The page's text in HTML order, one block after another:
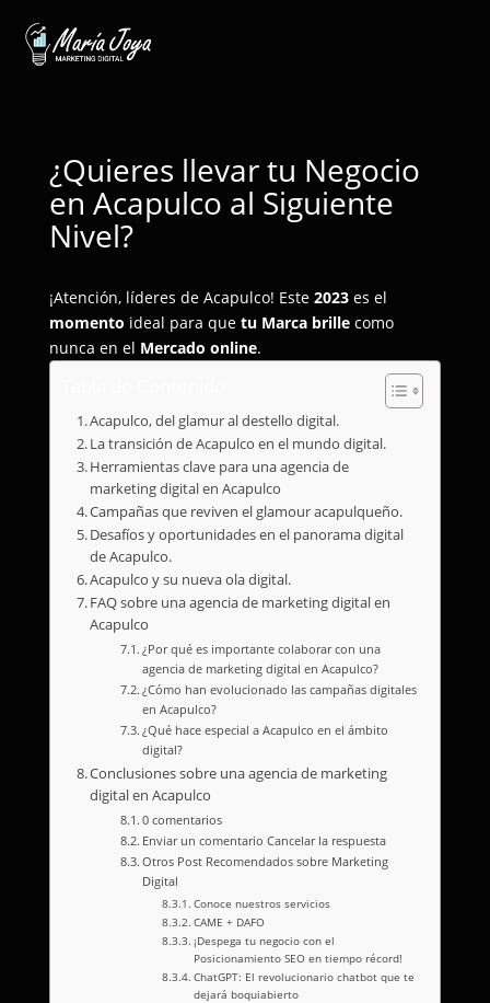
¿Quieres llevar tu Negocio
en Acapulco al Siguiente
Nivel?
¡Atención, líderes de Acapulco! Este 2023es el
momento ideal para que tu Marca brillecomo
nunca en el Mercado online.
Acapulco, del glamur al destello digital.
La transición de Acapulco en el mundo digital.
Herramientas clave para una agencia de
marketing digital en Acapulco
Campañas que reviven el glamour acapulqueño.
Desafíos y oportunidades en el panorama digital
de Acapulco.
Acapulco y su nueva ola digital.
FAQ sobre una agencia de marketing digital en
Acapulco
¿Por qué es importante colaborar con una
agencia de marketing digital en Acapulco?
¿Cómo han evolucionado las campañas digitales
en Acapulco?
¿Qué hace especial a Acapulco en el ámbito
digital?
Conclusiones sobre una agencia de marketing
digital en Acapulco
0 comentarios
Enviar un comentario Cancelar la respuesta
Otros Post Recomendados sobre Marketing
Digital
Conoce nuestros servicios
CAME + DAFO
¡Despega tu negocio con el
Posicionamiento SEO en tiempo récord!
ChatGPT: El revolucionario chatbot que te
dejará boquiabierto